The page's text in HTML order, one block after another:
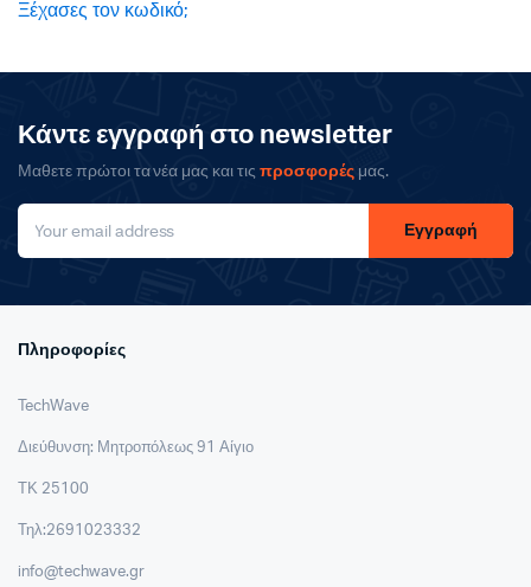
Ξέχασες τον κωδικό;
Κάντε εγγραφή στο newsletter
Μαθετε πρώτοι τα νέα μας και τιςπροσφορέςμας.
Εγγραφή
Πληροφορίες
TechWave
Διεύθυνση: Μητροπόλεως 91 Αίγιο
ΤΚ 25100
Τηλ:2691023332
info@techwave.gr